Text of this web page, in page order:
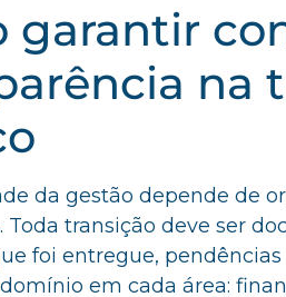
garantir
na
da gestão depende de
Toda transição deve ser
foi entregue,
em cada área: